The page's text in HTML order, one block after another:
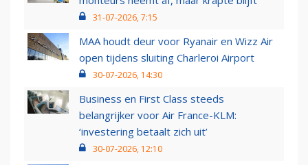
31-07-2026, 7:15
MAA houdt deur voor Ryanair en Wizz Air
open tijdens sluiting Charleroi Airport
30-07-2026, 14:30
Business en First Class steeds
belangrijker voor Air France-KLM:
‘investering betaalt zich uit’
30-07-2026, 12:10